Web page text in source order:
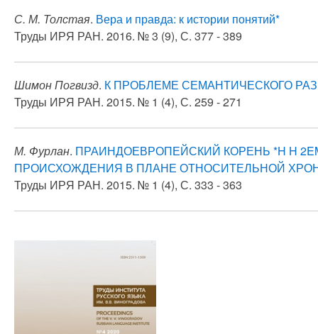
С. М. Толстая. Вера и правда: к истории понятий*
Труды ИРЯ РАН. 2016. № 3 (9), С. 377 - 389
Шимон Погвизд. К ПРОБЛЕМЕ СЕМАНТИЧЕСКОГО
Труды ИРЯ РАН. 2015. № 1 (4), С. 259 - 271
М. Фурлан. ПРАИНДОЕВРОПЕЙСКИЙ КОРЕНЬ *H H
ПРОИСХОЖДЕНИЯ В ПЛАНЕ ОТНОСИТЕЛЬНОЙ
Труды ИРЯ РАН. 2015. № 1 (4), С. 333 - 363